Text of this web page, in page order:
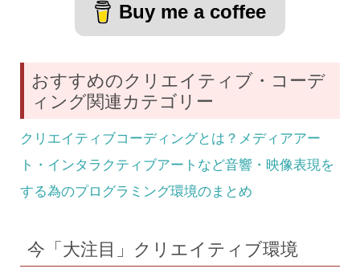
Buy me a coffee
おすすめのクリエイティブ・コーデ
ィング関連カテゴリー
クリエイティブコーディングとは？メディアアー
ト・インタラクティブアートなど音響・映像表現を
する為のプログラミング環境のまとめ
今「大注目」クリエイティブ環境